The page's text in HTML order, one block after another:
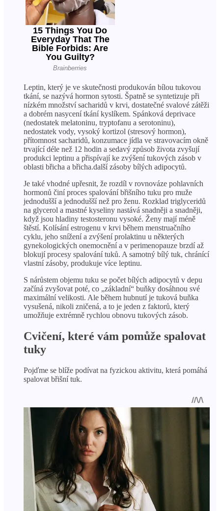
Leptin, který je ve skutečnosti produkován bílou tukovou
tkání, se nazývá hormon sytosti. Špatně se syntetizuje při
nízkém množství sacharidů v krvi, dostatečné svalové zátěži
a dobrém nasycení tkání kyslíkem. Spánková deprivace
(nedostatek melatoninu, tryptofanu a serotoninu),
nedostatek vody, vysoký kortizol (stresový hormon),
přítomnost sacharidů, konzumace jídla ve stravovacím okně
trvající déle než 12 hodin a sedavý způsob života zvyšují
produkci leptinu a přispívají ke zvýšení tukových zásob v
oblasti břicha a břicha.další zásoby bílých adipocytů.
Je také vhodné upřesnit, že rozdíl v rovnováze pohlavních
hormonů činí proces spalování břišního tuku pro muže
jednodušší a jednodušší než pro ženu. Rozklad triglyceridů
na glycerol a mastné kyseliny nastává snadněji a snadněji,
když jsou hladiny testosteronu vysoké. Ženy mají méně
štěstí. Kolísání estrogenu v krvi během menstruačního
cyklu, jeho snížení a zvýšení prolaktinu u některých
gynekologických onemocnění a v perimenopauze brzdí až
blokují procesy spalování tuků. A samotný bílý tuk, chránící
vlastní zásoby, produkuje více leptinu.
S nárůstem objemu tuku se počet bílých adipocytů v depu
začíná zvyšovat poté, co „základní“ buňky dosáhnou své
maximální velikosti. Ale během hubnutí je tuková buňka
vysušená, nikoli zničená, a to je jeden z faktorů, který
umožňuje extrémně rychlou obnovu tukových zásob.
Cvičení, které vám pomůže spalovat
tuky
Pojďme se blíže podívat na fyzickou aktivitu, která pomáhá
spalovat břišní tuk.